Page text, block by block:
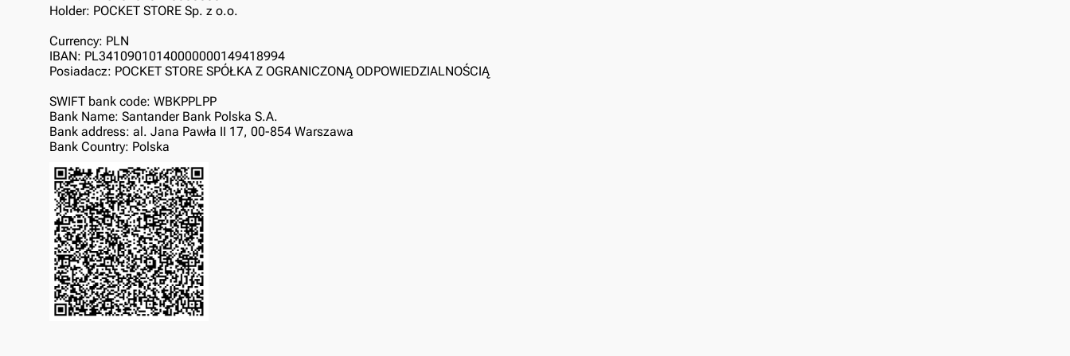
Holder: POCKET STORE Sp. z o.o.
Currency: PLN
IBAN: PL34109010140000000149418994
Posiadacz: POCKET STORE SPÓŁKA Z OGRANICZONĄ ODPOWIEDZIALNOŚCIĄ
SWIFT bank code: WBKPPLPP
Bank Name: Santander Bank Polska S.A.
Bank address: al. Jana Pawła II 17, 00-854 Warszawa
Bank Country: Polska